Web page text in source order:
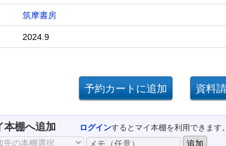
筑摩書房
2024.9
本棚へ追加 ログインするとマイ本棚を利用できます。